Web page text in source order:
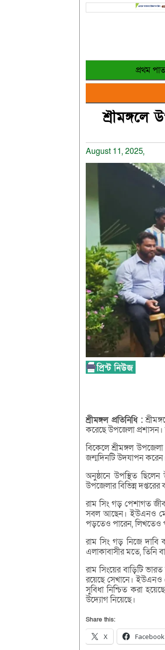
প্রথম
August 11, 2025,
শ্রীমঙ্গল প্রতিনিধি :
করেছে উপজেলা
বিকেলে শ্রীমঙ্গল
জন্মদিনটি উদযাপন
অনুষ্ঠানে উপস্থিত
উপজেলার বিভিন্ন দপ্তরের
রাম সিং গড় পেশাগত
সবল আছেন। ইউএনও
পড়তেও পারেন, লিখতেও
রাম সিং গড় নিজে
এলাকাবাসীর মতে, তিনি
রাম সিংয়ের বাড়িটি
রয়েছে সেখানে। ইউএনও
সুবিধা নিশ্চিত করা
উদ্যোগ নিয়েছে।
Share this:
X Facebook